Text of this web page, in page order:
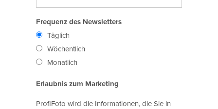
Frequenz des Newsletters
Täglich
Wöchentlich
Monatlich
Erlaubnis zum Marketing
ProfiFoto wird die Informationen, die Sie in